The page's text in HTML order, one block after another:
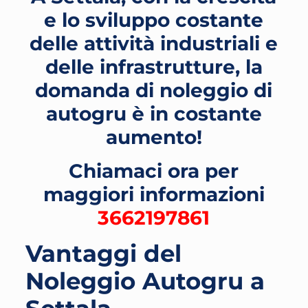
e lo sviluppo costante
delle attività industriali e
delle infrastrutture, la
domanda di noleggio di
autogru è in costante
aumento!
Chiamaci ora per
maggiori informazioni
3662197861
Vantaggi del
Noleggio Autogru a